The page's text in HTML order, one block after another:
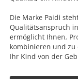
Die Marke Paidi
Qualitätsanspruch
ermöglicht Ihnen,
kombinieren und zu
Ihr Kind von der